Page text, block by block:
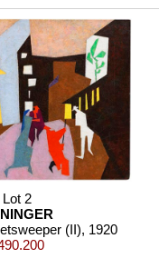
2
(II), 1920